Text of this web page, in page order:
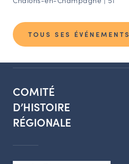
TOUS SES ÉVÉNEMENTS
COMITÉ
D’HISTOIRE
RÉGIONALE